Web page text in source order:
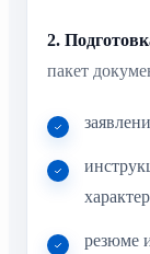
2.
пакет
резюме